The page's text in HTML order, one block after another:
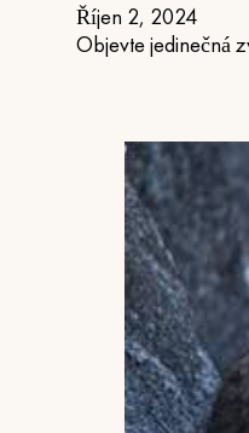
Říjen 2, 2024
Objevte jedinečná